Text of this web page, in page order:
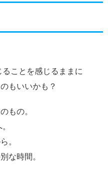
ことを感じるままに
もいいかも？
もの。
。
な時間。